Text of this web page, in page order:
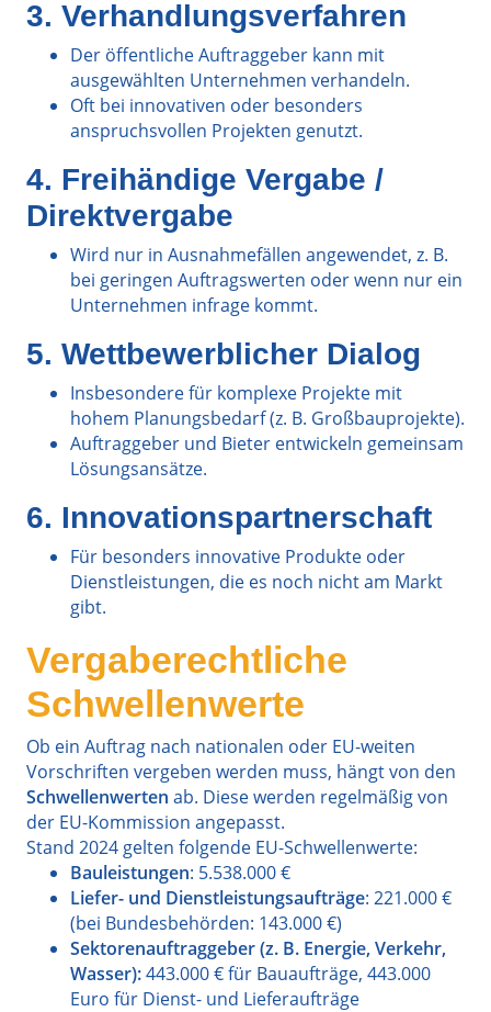
3. Verhandlungsverfahren
Der öffentliche Auftraggeber kann mit
ausgewählten Unternehmen verhandeln.
Oft bei innovativen oder besonders
anspruchsvollen Projekten genutzt.
4. Freihändige Vergabe /
Direktvergabe
Wird nur in Ausnahmefällen angewendet, z. B.
bei geringen Auftragswerten oder wenn nur ein
Unternehmen infrage kommt.
5. Wettbewerblicher Dialog
Insbesondere für komplexe Projekte mit
hohem Planungsbedarf (z. B. Großbauprojekte).
Auftraggeber und Bieter entwickeln gemeinsam
Lösungsansätze.
6. Innovationspartnerschaft
Für besonders innovative Produkte oder
Dienstleistungen, die es noch nicht am Markt
gibt.
Vergaberechtliche
Schwellenwerte
Ob ein Auftrag nach nationalen oder EU-weiten
Vorschriften vergeben werden muss, hängt von den
Schwellenwerten ab. Diese werden regelmäßig von
der EU-Kommission angepasst.
Stand 2024 gelten folgende EU-Schwellenwerte:
Bauleistungen: 5.538.000 €
Liefer- und Dienstleistungsaufträge: 221.000 €
(bei Bundesbehörden: 143.000 €)
Sektorenauftraggeber (z. B. Energie, Verkehr,
Wasser):443.000 € für Bauaufträge, 443.000
Euro für Dienst- und Lieferaufträge